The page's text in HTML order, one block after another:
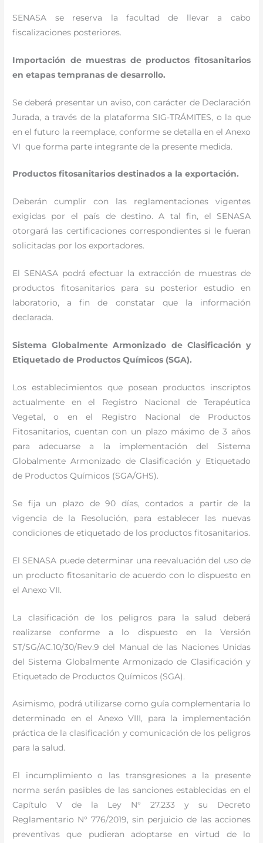
SENASA se reserva la facultad de llevar a cabo
fiscalizaciones posteriores.
Importación de muestras de productos fitosanitarios
en etapas tempranas de desarrollo.
Se deberá presentar un aviso, con carácter de Declaración
Jurada, a través de la plataforma SIG-TRÁMITES, o la que
en el futuro la reemplace, conforme se detalla en el Anexo
VI que forma parte integrante de la presente medida.
Productos fitosanitarios destinados a la exportación.
Deberán cumplir con las reglamentaciones vigentes
exigidas por el país de destino. A tal fin, el SENASA
otorgará las certificaciones correspondientes si le fueran
solicitadas por los exportadores.
El SENASA podrá efectuar la extracción de muestras de
productos fitosanitarios para su posterior estudio en
laboratorio, a fin de constatar que la información
declarada.
Sistema Globalmente Armonizado de Clasificación y
Etiquetado de Productos Químicos (SGA).
Los establecimientos que posean productos inscriptos
actualmente en el Registro Nacional de Terapéutica
Vegetal, o en el Registro Nacional de Productos
Fitosanitarios, cuentan con un plazo máximo de 3 años
para adecuarse a la implementación del Sistema
Globalmente Armonizado de Clasificación y Etiquetado
de Productos Químicos (SGA/GHS).
Se fija un plazo de 90 días, contados a partir de la
vigencia de la Resolución, para establecer las nuevas
condiciones de etiquetado de los productos fitosanitarios.
El SENASA puede determinar una reevaluación del uso de
un producto fitosanitario de acuerdo con lo dispuesto en
el Anexo VII.
La clasificación de los peligros para la salud deberá
realizarse conforme a lo dispuesto en la Versión
ST/SG/AC.10/30/Rev.9 del Manual de las Naciones Unidas
del Sistema Globalmente Armonizado de Clasificación y
Etiquetado de Productos Químicos (SGA).
Asimismo, podrá utilizarse como guía complementaria lo
determinado en el Anexo VIII, para la implementación
práctica de la clasificación y comunicación de los peligros
para la salud.
El incumplimiento o las transgresiones a la presente
norma serán pasibles de las sanciones establecidas en el
Capítulo V de la Ley N° 27.233 y su Decreto
Reglamentario N° 776/2019, sin perjuicio de las acciones
preventivas que pudieran adoptarse en virtud de lo